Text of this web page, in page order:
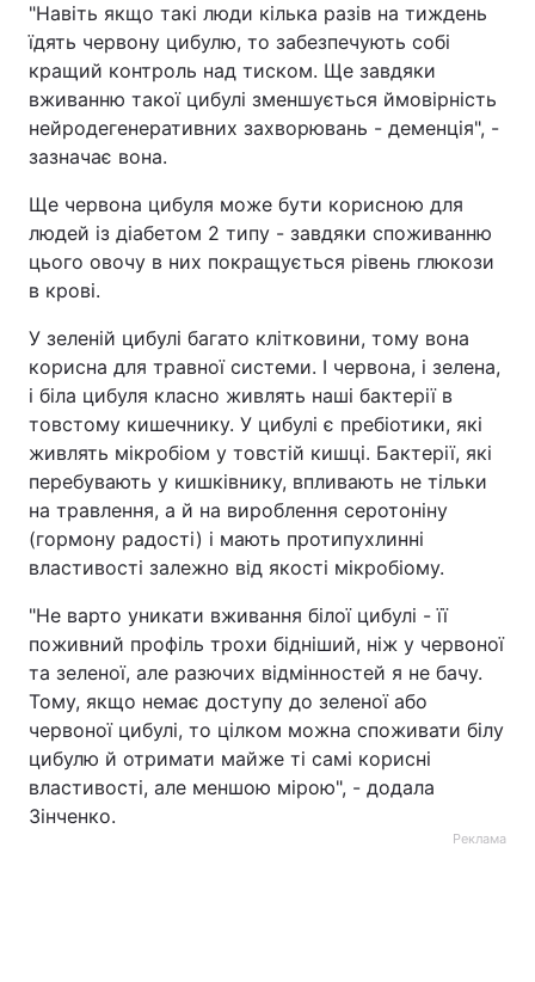
"Навіть якщо такі люди кілька разів на тиждень
їдять червону цибулю, то забезпечують собі
кращий контроль над тиском. Ще завдяки
вживанню такої цибулі зменшується ймовірність
нейродегенеративних захворювань - деменція", -
зазначає вона.
Ще червона цибуля може бути корисною для
людей із діабетом 2 типу - завдяки споживанню
цього овочу в них покращується рівень глюкози
в крові.
У зеленій цибулі багато клітковини, тому вона
корисна для травної системи. І червона, і зелена,
і біла цибуля класно живлять наші бактерії в
товстому кишечнику. У цибулі є пребіотики, які
живлять мікробіом у товстій кишці. Бактерії, які
перебувають у кишківнику, впливають не тільки
на травлення, а й на вироблення серотоніну
(гормону радості) і мають протипухлинні
властивості залежно від якості мікробіому.
"Не варто уникати вживання білої цибулі - її
поживний профіль трохи бідніший, ніж у червоної
та зеленої, але разючих відмінностей я не бачу.
Тому, якщо немає доступу до зеленої або
червоної цибулі, то цілком можна споживати білу
цибулю й отримати майже ті самі корисні
властивості, але меншою мірою", - додала
Зінченко.
Реклама